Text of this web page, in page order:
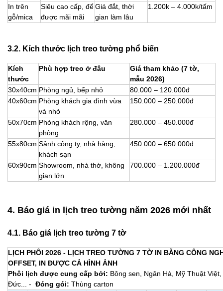
In trên
gỗ/mica
Siêu cao cấp, để
được mãi mãi
Giá đắt, thời
gian làm lâu
1.200k – 4.000k/tấm
3.2. Kích thước lịch treo tường phổ biến
Kích
thước
Phù hợp treo ở đâu
Giá tham khảo (7 tờ,
mẫu 2026)
30x40cm Phòng ngủ, bếp nhỏ
80.000 – 120.000đ
40x60cm Phòng khách gia đình vừa
và nhỏ
150.000 – 250.000đ
50x70cm Phòng khách rộng, văn
phòng
280.000 – 450.000đ
55x80cm Sảnh công ty, nhà hàng,
khách sạn
450.000 – 650.000đ
60x90cm Showroom, nhà thờ, không
gian lớn
700.000 – 1.200.000đ
4. Báo giá in lịch treo tường năm 2026 mới nhất
4.1. Báo giá lịch treo tường 7 tờ
LỊCH PHÔI 2026 - LỊCH TREO TƯỜNG 7 TỜ IN BẰNG CÔNG
OFFSET, IN ĐƯỢC CẢ HÌNH ẢNH
Phôi lịch được cung cấp bởi: Bông sen, Ngân Hà, Mỹ Thuật
Đức... - Đóng gói: Thùng carton